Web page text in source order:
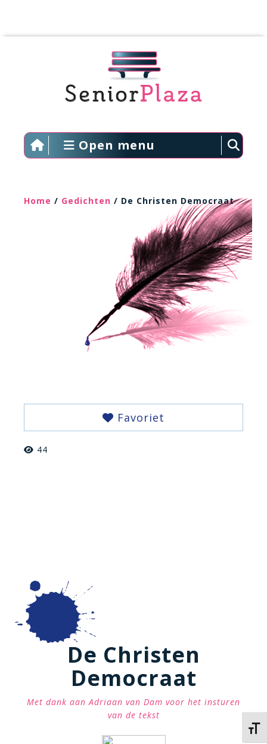
Open menu
Home / Gedichten / De Christen Democraat
Favoriet
44
De Christen
Democraat
Met dank aan Adriaan van Dam voor het insturen
van de tekst